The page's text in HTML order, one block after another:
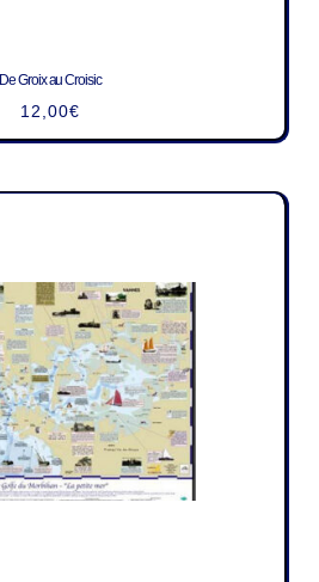
De Groix au Croisic
12,00€